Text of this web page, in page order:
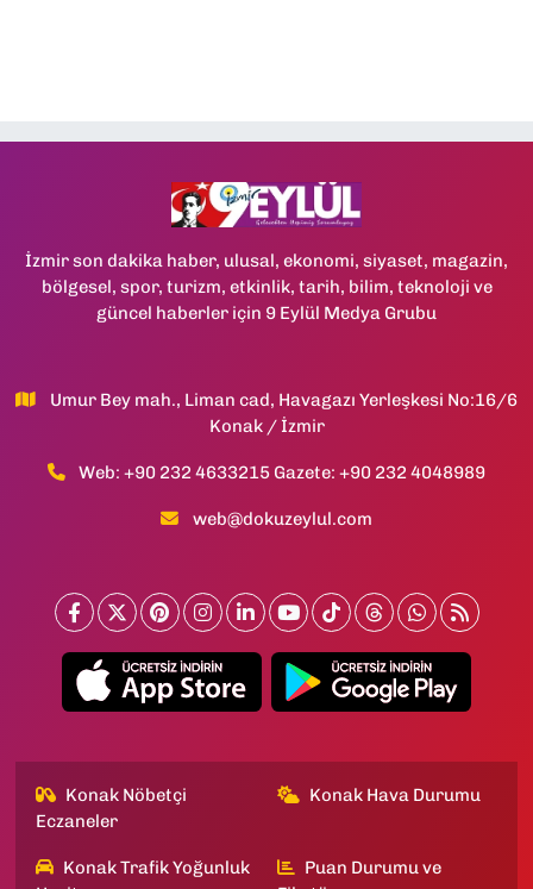
İzmir son dakika haber, ulusal, ekonomi, siyaset, magazin,
bölgesel, spor, turizm, etkinlik, tarih, bilim, teknoloji ve
güncel haberler için 9 Eylül Medya Grubu
Umur Bey mah., Liman cad, Havagazı Yerleşkesi No:16/6
Konak / İzmir
Web: +90 232 4633215 Gazete: +90 232 4048989
web@dokuzeylul.com
Konak Nöbetçi
Eczaneler
Konak Hava Durumu
Konak Trafik Yoğunluk
Puan Durumu ve